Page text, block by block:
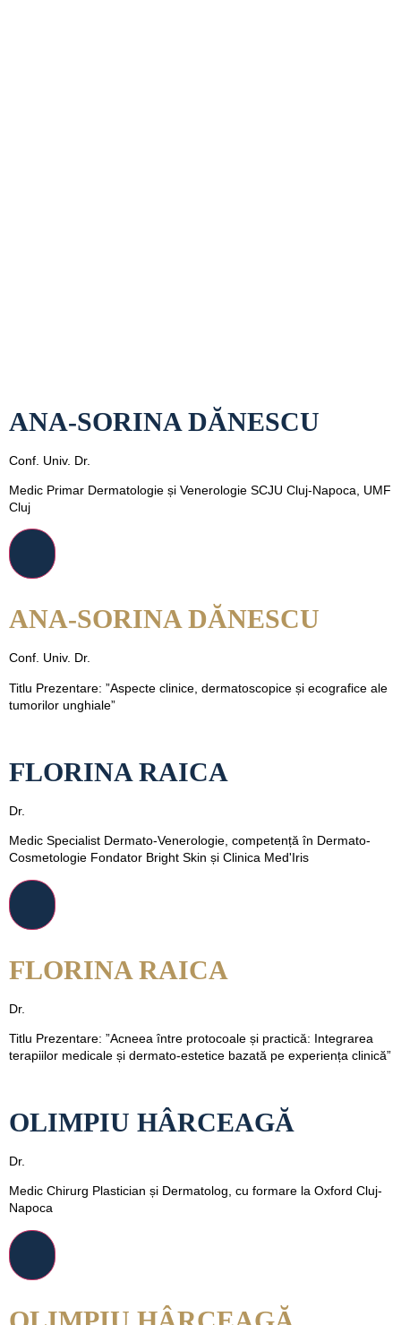
ANA-SORINA DĂNESCU
Conf. Univ. Dr.
Medic Primar Dermatologie și Venerologie SCJU Cluj-Napoca, UMF
Cluj
ANA-SORINA DĂNESCU
Conf. Univ. Dr.
Titlu Prezentare: ”Aspecte clinice, dermatoscopice și ecografice ale
tumorilor unghiale”
FLORINA RAICA
Dr.
Medic Specialist Dermato-Venerologie, competență în Dermato-
Cosmetologie Fondator Bright Skin și Clinica Med'Iris
FLORINA RAICA
Dr.
Titlu Prezentare: ”Acneea între protocoale și practică: Integrarea
terapiilor medicale și dermato-estetice bazată pe experiența clinică”
OLIMPIU HÂRCEAGĂ
Dr.
Medic Chirurg Plastician și Dermatolog, cu formare la Oxford Cluj-
Napoca